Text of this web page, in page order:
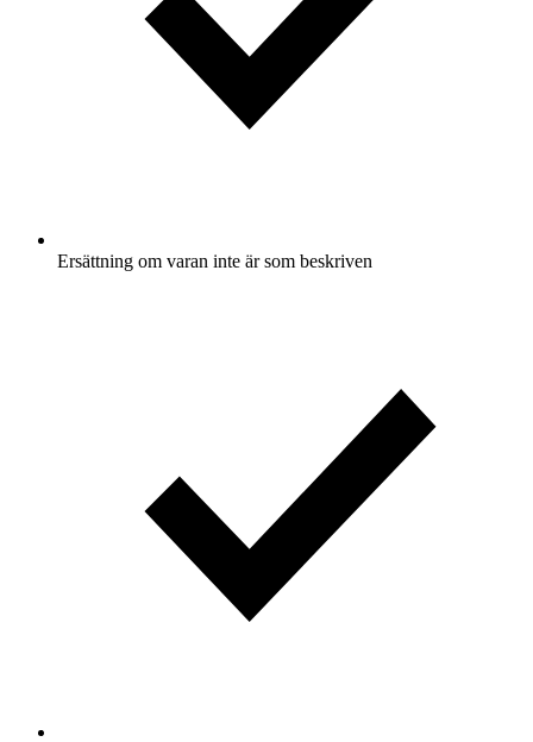
Ersättning om varan inte är som beskriven